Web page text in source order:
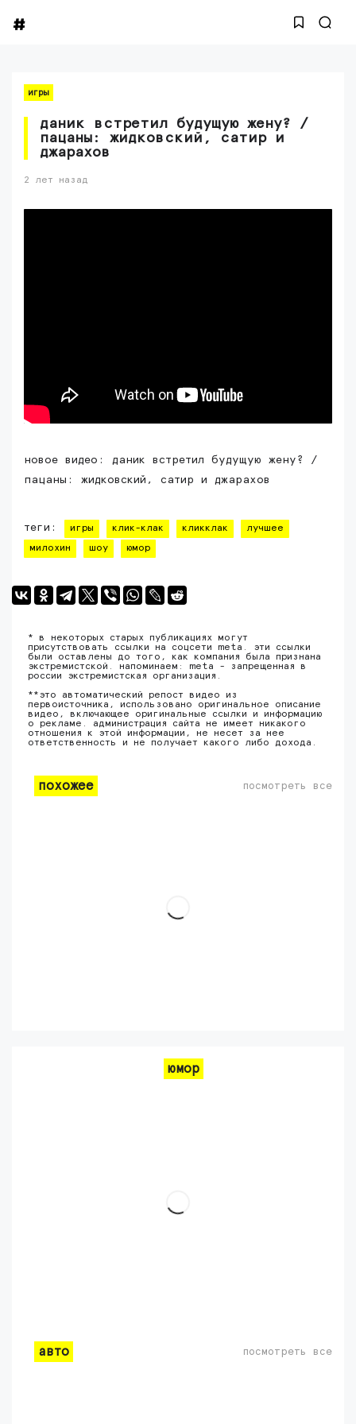
игры
даник встретил будущую жену? /
пацаны: жидковский, сатир и
джарахов
2 лет назад
новое видео: даник встретил будущую жену? /
пацаны: жидковский, сатир и джарахов
теги: игры клик-клак кликклак лучшее
милохин шоу юмор
* в некоторых старых публикациях могут
присутствовать ссылки на соцсети meta. эти ссылки
были оставлены до того, как компания была признана
экстремистской. напоминаем: meta - запрещенная в
россии экстремистская организация.
**это автоматический репост видео из
первоисточника, использовано оригинальное описание
видео, включающее оригинальные ссылки и информацию
о рекламе. администрация сайта не имеет никакого
отношения к этой информации, не несет за нее
ответственность и не получает какого либо дохода.
похожее посмотреть все
юмор
авто посмотреть все